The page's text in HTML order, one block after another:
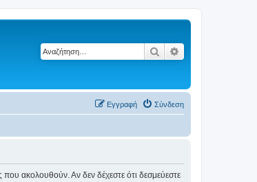
Αναζήτηση
Σύνδεση
Εγγραφή
ακολουθούν. Αν δεν δέχεστε ότι δεσμεύεστε